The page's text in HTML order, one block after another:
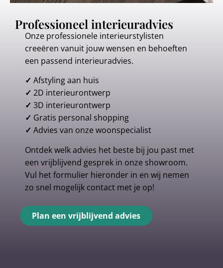
Professioneel interieuradvies
Onze professionele interieurstylisten
creeëren vanuit jouw wensen en behoeften
een passend interieuradvies.
✓ Afstyling aan huis
✓ 2D interieurontwerp
✓ 3D interieurontwerp
✓ Gratis personal shopping
✓ Advies van onze woonspecialist
Ontdek welk advies het beste bij jou past met
een vrijblijvend gesprek in onze showroom.
Vul het formulier hieronder in en wij nemen
zo snel mogelijk contact met je op!
Plan een vrijblijvend advies